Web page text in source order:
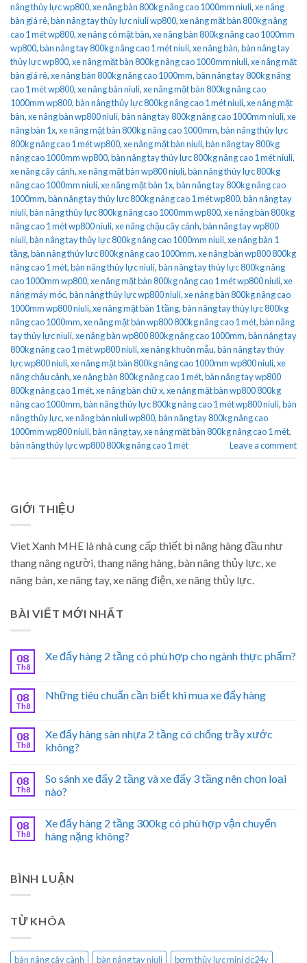
nâng thủy lực wp800,xe nâng bàn 800kg nâng cao 1000mm niuli,xe nâng
bàn giá rẻ,bàn nâng tay thủy lực niuli wp800,xe nâng mặt bàn 800kg nâng
cao 1 mét wp800,xe nâng có mặt bàn,xe nâng bàn 800kg nâng cao 1000mm
wp800,bàn nâng tay 800kg nâng cao 1 mét niuli,xe nâng bàn,bàn nâng tay
thủy lực wp800,xe nâng mặt bàn 800kg nâng cao 1000mm niuli,xe nâng mặt
bàn giá rẻ,xe nâng bàn 800kg nâng cao 1000mm,bàn nâng tay 800kg nâng
cao 1 mét wp800,xe nâng bàn niuli,xe nâng mặt bàn 800kg nâng cao
1000mm wp800,bàn nâng thủy lực 800kg nâng cao 1 mét niuli,xe nâng mặt
bàn,xe nâng bàn wp800 niuli,bàn nâng tay 800kg nâng cao 1000mm niuli,xe
nâng bàn 1x,xe nâng mặt bàn 800kg nâng cao 1000mm,bàn nâng thủy lực
800kg nâng cao 1 mét wp800,xe nâng mặt bàn niuli,bàn nâng tay 800kg
nâng cao 1000mm wp800,bàn nâng tay thủy lực 800kg nâng cao 1 mét niuli,
xe nâng cây cảnh,xe nâng mặt bàn wp800 niuli,bàn nâng thủy lực 800kg
nâng cao 1000mm niuli,xe nâng mặt bàn 1x,bàn nâng tay 800kg nâng cao
1000mm,bàn nâng tay thủy lực 800kg nâng cao 1 mét wp800,bàn nâng tay
niuli,bàn nâng thủy lực 800kg nâng cao 1000mm wp800,xe nâng bàn 800kg
nâng cao 1 mét wp800 niuli,xe nâng chậu cây cảnh,bàn nâng tay wp800
niuli,bàn nâng tay thủy lực 800kg nâng cao 1000mm niuli,xe nâng bàn 1
tầng,bàn nâng thủy lực 800kg nâng cao 1000mm,xe nâng bàn wp800 800kg
nâng cao 1 mét,bàn nâng thủy lực niuli,bàn nâng tay thủy lực 800kg nâng
cao 1000mm wp800,xe nâng mặt bàn 800kg nâng cao 1 mét wp800 niuli,xe
nâng máy móc,bàn nâng thủy lực wp800 niuli,xe nâng bàn 800kg nâng cao
1000mm wp800 niuli,xe nâng mặt bàn 1 tầng,bàn nâng tay thủy lực 800kg
nâng cao 1000mm,xe nâng mặt bàn wp800 800kg nâng cao 1 mét,bàn nâng
tay thủy lực niuli,xe nâng bàn wp800 800kg nâng cao 1000mm,bàn nâng tay
800kg nâng cao 1 mét wp800 niuli,xe nâng khuôn mẫu,bàn nâng tay thủy
lực wp800 niuli,xe nâng mặt bàn 800kg nâng cao 1000mm wp800 niuli,xe
nâng chậu cảnh,xe nâng bàn 800kg nâng cao 1 mét,bàn nâng tay wp800
800kg nâng cao 1 mét,xe nâng bàn chữ x,xe nâng mặt bàn wp800 800kg
nâng cao 1000mm,bàn nâng thủy lực 800kg nâng cao 1 mét wp800 niuli,bàn
nâng thủy lực,xe nâng bàn niuli wp800,bàn nâng tay 800kg nâng cao
1000mm wp800 niuli,bàn nâng tay,xe nâng mặt bàn 800kg nâng cao 1 mét,
bàn nâng thủy lực wp800 800kg nâng cao 1 mét
Leave a comment
GIỚI THIỆU
Viet Xanh MHE là nhà cung cấp thiết bị nâng hàng đầu như
thang nâng người, thang nâng hàng, bàn nâng thủy lực, xe
nâng bàn, xe nâng tay, xe nâng điện, xe nâng thủy lực.
BÀI VIẾT MỚI NHẤT
08
Th8
Xe đẩy hàng 2 tầng có phù hợp cho ngành thực phẩm?
08
Th8
Những tiêu chuẩn cần biết khi mua xe đẩy hàng
08
Th8
Xe đẩy hàng sàn nhựa 2 tầng có chống trầy xước
không?
08
Th8
So sánh xe đẩy 2 tầng và xe đẩy 3 tầng nên chọn loại
nào?
08
Th8
Xe đẩy hàng 2 tầng 300kg có phù hợp vận chuyển
hàng nặng không?
BÌNH LUẬN
TỪ KHÓA
bàn nâng cây cành bàn nâng tay niuli bơm thủy lực mini dc24v